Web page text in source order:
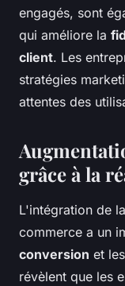
engagés, sont
qui améliore la
client. Les
stratégies
attentes des
grâce à la
L'intégration de la
commerce a un
conversion et les
révèlent que les